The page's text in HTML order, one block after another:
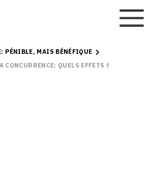
PÉNIBLE, MAIS BÉNÉFIQUE
QUELS EFFETS SUR